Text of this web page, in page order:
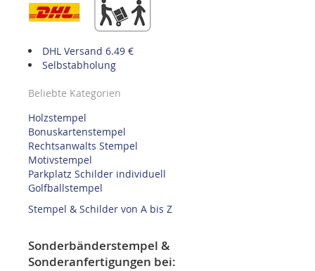
DHL Versand 6.49 €
Selbstabholung
Beliebte Kategorien
Holzstempel
Bonuskartenstempel
Rechtsanwalts Stempel
Motivstempel
Parkplatz Schilder individuell
Golfballstempel
Stempel & Schilder von A bis Z
Sonderbänderstempel &
Sonderanfertigungen bei: